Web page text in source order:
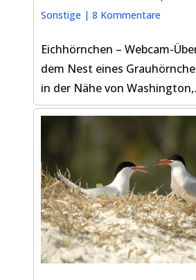
Sonstige |8 Kommentare
Eichhörnchen – Webcam-
dem Nest eines
in der Nähe von